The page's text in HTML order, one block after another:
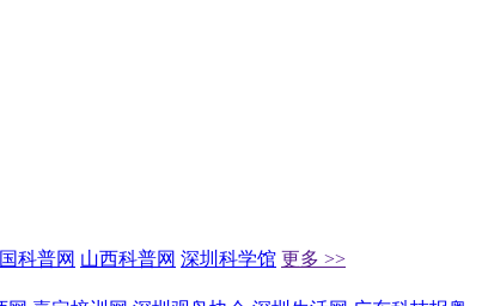
科普网 山西科普网 深圳科学馆 更多 >>